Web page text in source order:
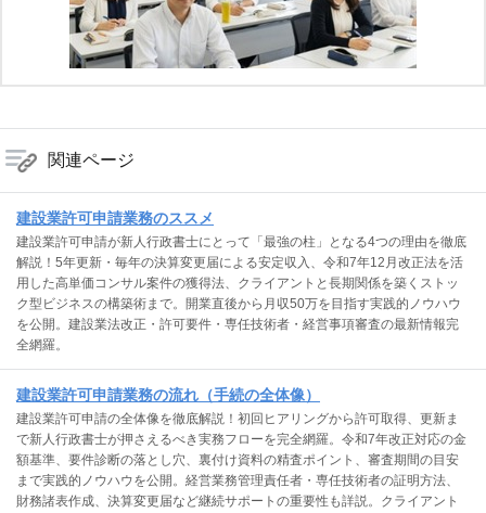
関連ページ
建設業許可申請業務のススメ
建設業許可申請が新人行政書士にとって「最強の柱」となる4つの理由を徹底
解説！5年更新・毎年の決算変更届による安定収入、令和7年12月改正法を活
用した高単価コンサル案件の獲得法、クライアントと長期関係を築くストッ
ク型ビジネスの構築術まで。開業直後から月収50万を目指す実践的ノウハウ
を公開。建設業法改正・許可要件・専任技術者・経営事項審査の最新情報完
全網羅。
建設業許可申請業務の流れ（手続の全体像）
建設業許可申請の全体像を徹底解説！初回ヒアリングから許可取得、更新ま
で新人行政書士が押さえるべき実務フローを完全網羅。令和7年改正対応の金
額基準、要件診断の落とし穴、裏付け資料の精査ポイント、審査期間の目安
まで実践的ノウハウを公開。経営業務管理責任者・専任技術者の証明方法、
財務諸表作成、決算変更届など継続サポートの重要性も詳説。クライアント